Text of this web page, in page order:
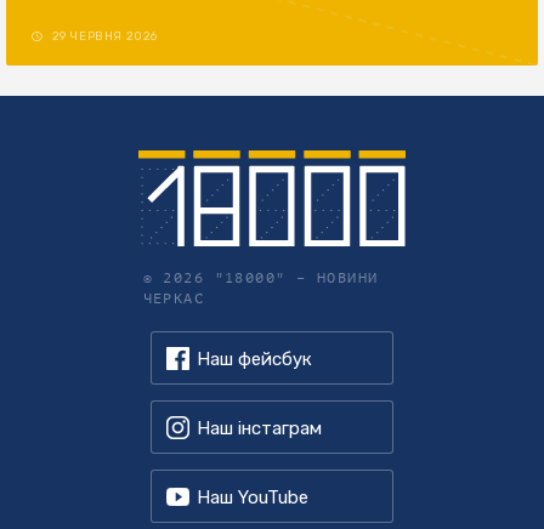
29 ЧЕРВНЯ 2026
© 2026 "18000" – НОВИНИ
ЧЕРКАС
Наш фейсбук
Наш інстаграм
Наш YouTube